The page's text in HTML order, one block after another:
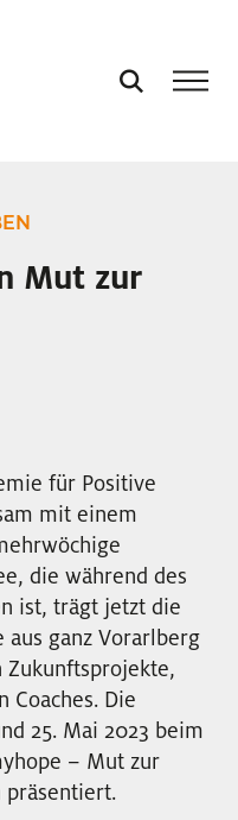
Mut zur
für Positive
mit einem
die während des
ist, trägt jetzt die
aus ganz Vorarlberg
Coaches. Die
25. Mai 2023 beim
– Mut zur
präsentiert.